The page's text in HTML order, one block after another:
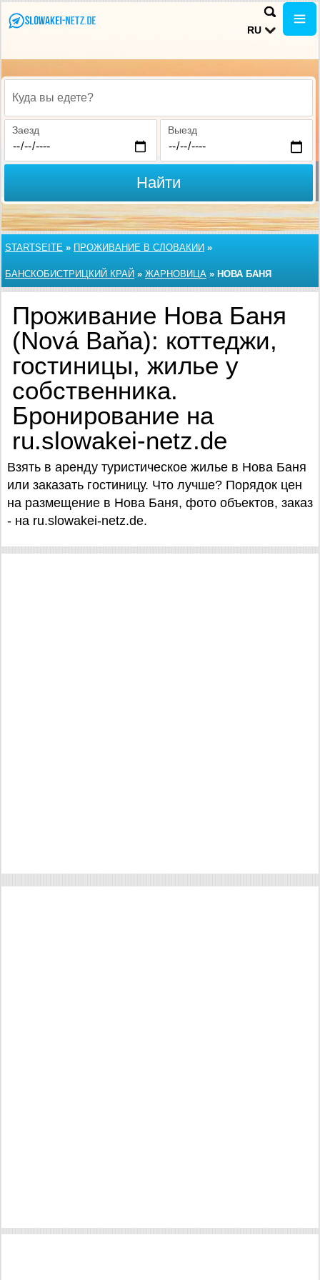
RU
Куда вы едете?
Заезд Выезд
Найти
STARTSEITE » ПРОЖИВАНИЕ В СЛОВАКИИ »
БАНСКОБИСТРИЦКИЙ КРАЙ » ЖАРНОВИЦА » НОВА БАНЯ
Проживание Нова Баня
(Nová Baňa): коттеджи,
гостиницы, жилье у
собственника.
Бронирование на
ru.slowakei-netz.de
Взять в аренду туристическое жилье в Нова Баня
или заказать гостиницу. Что лучше? Порядок цен
на размещение в Нова Баня, фото объектов, заказ
- на ru.slowakei-netz.de.